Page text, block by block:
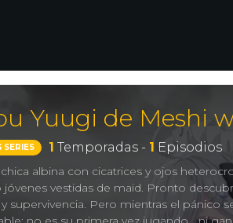
Yuugi de Meshi
SERIES 1 Temporadas - 1 Episodios
albina con cicatrices y ojos
jóvenes vestidas de maid. Pronto
supervivencia. Pero mientras el pánico